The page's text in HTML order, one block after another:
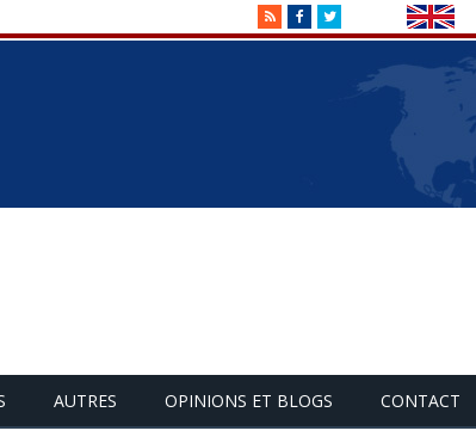
RSSFacebookTwitter
AUTRES OPINIONS ET BLOGS CONTACT